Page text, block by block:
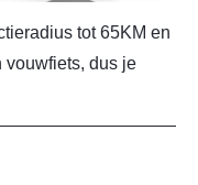
tot 65KM en
vouwfiets, dus je